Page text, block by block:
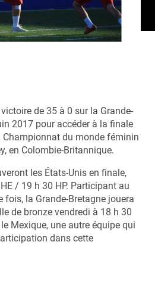
de 35 à 0 sur la Grande-
2017 pour accéder à la finale
Championnat du monde féminin
en Colombie-Britannique.
les États-Unis en finale,
/ 19 h 30 HP. Participant au
fois, la Grande-Bretagne jouera
de bronze vendredi à 18 h 30
Mexique, une autre équipe qui
dans cette